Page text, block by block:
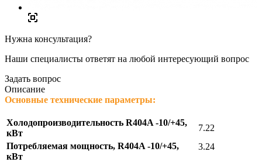
Нужна консультация?
Наши специалисты ответят на любой интересующий вопрос
Задать вопрос
Описание
Основные технические параметры:
Холодопроизводительность R404A -10/+45,
кВт
7.22
Потребляемая мощность, R404A -10/+45,
кВт
3.24